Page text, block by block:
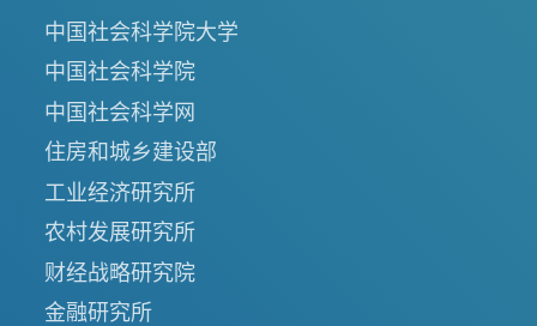
中国社会科学院大学
中国社会科学院
中国社会科学网
住房和城乡建设部
工业经济研究所
农村发展研究所
财经战略研究院
金融研究所